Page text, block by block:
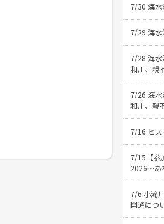
7/30 海水
7/29 海水
7/28 海水
和川、親
7/26 海水
和川、親
7/16 ヒス
7/15【参
2026〜あ
7/6 小滝
開通につ